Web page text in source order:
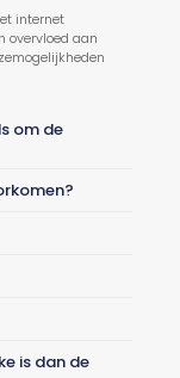
internet
overvloed aan
om de
is dan de